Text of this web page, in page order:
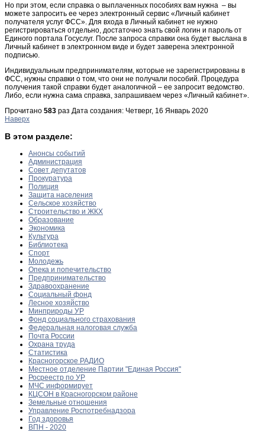
Но при этом, если справка о выплаченных пособиях вам нужна – вы
можете запросить ее через электронный сервис «Личный кабинет
получателя услуг ФСС». Для входа в Личный кабинет не нужно
регистрироваться отдельно, достаточно знать свой логин и пароль от
Единого портала Госуслуг. После запроса справки она будет выслана в
Личный кабинет в электронном виде и будет заверена электронной
подписью.
Индивидуальным предпринимателям, которые не зарегистрированы в
ФСС, нужны справки о том, что они не получали пособий. Процедура
получения такой справки будет аналогичной – ее запросит ведомство.
Либо, если нужна сама справка, запрашиваем через «Личный кабинет».
Прочитано 583 раз Дата создания: Четверг, 16 Январь 2020
Наверх
В этом разделе:
Анонсы событий
Администрация
Совет депутатов
Прокуратура
Полиция
Защита населения
Сельское хозяйство
Строительство и ЖКХ
Образование
Экономика
Культура
Библиотека
Спорт
Молодежь
Опека и попечительство
Предпринимательство
Здравоохранение
Социальный фонд
Лесное хозяйство
Минприроды УР
Фонд социального страхования
Федеральная налоговая служба
Почта России
Охрана труда
Статистика
Красногорское РАДИО
Местное отделение Партии "Единая Россия"
Росреестр по УР
МЧС информирует
КЦСОН в Красногорском районе
Земельные отношения
Управление Роспотребнадзора
Год здоровья
ВПН - 2020